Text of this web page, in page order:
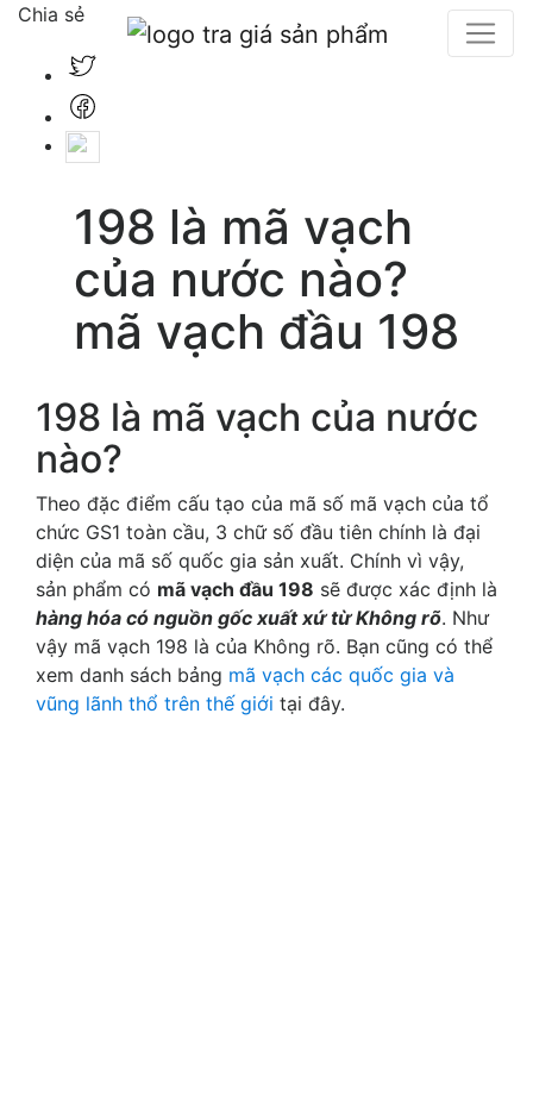
Chia sẻ
198 là mã vạch
của nước nào?
mã vạch đầu 198
198 là mã vạch của nước
nào?
Theo đặc điểm cấu tạo của mã số mã vạch của tổ
chức GS1 toàn cầu, 3 chữ số đầu tiên chính là đại
diện của mã số quốc gia sản xuất. Chính vì vậy,
sản phẩm có mã vạch đầu 198 sẽ được xác định là
hàng hóa có nguồn gốc xuất xứ từ Không rõ. Như
vậy mã vạch 198 là của Không rõ. Bạn cũng có thể
xem danh sách bảng mã vạch các quốc gia và
vũng lãnh thổ trên thế giới tại đây.